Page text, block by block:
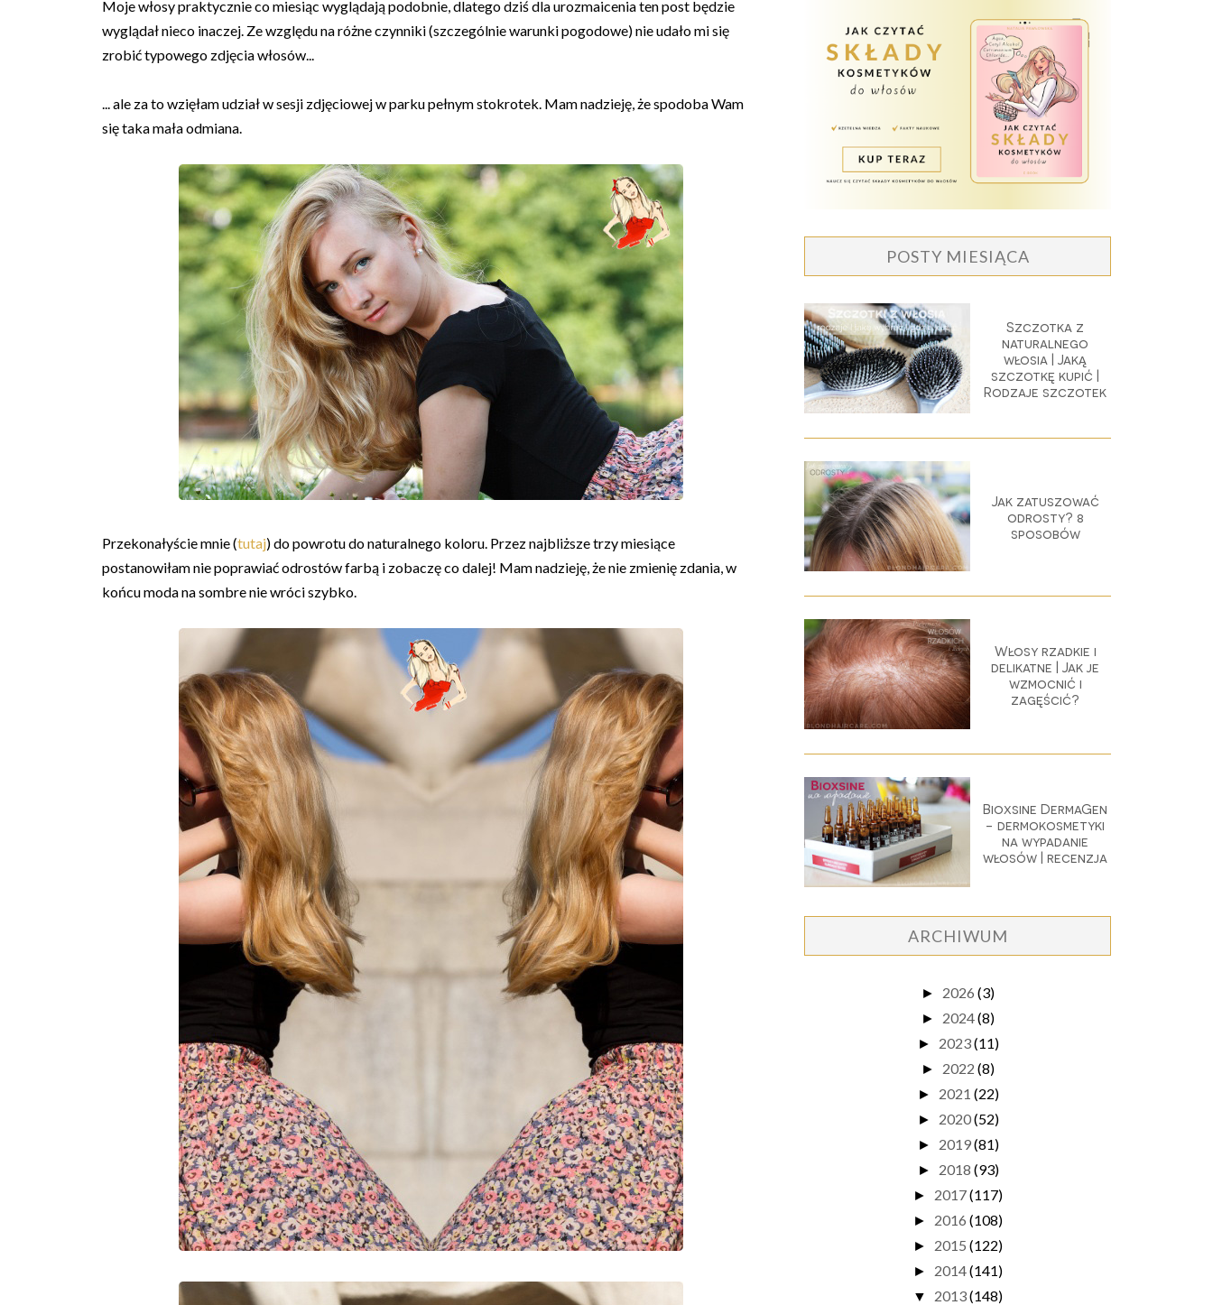
Moje włosy praktycznie co miesiąc wyglądają podobnie, dlatego dziś dla urozmaicenia ten post będzie
wyglądał nieco inaczej. Ze względu na różne czynniki (szczególnie warunki pogodowe) nie udało mi się
zrobić typowego zdjęcia włosów...
... ale za to wzięłam udział w sesji zdjęciowej w parku pełnym stokrotek. Mam nadzieję, że spodoba Wam
się taka mała odmiana.
Przekonałyście mnie (tutaj) do powrotu do naturalnego koloru. Przez najbliższe trzy miesiące
postanowiłam nie poprawiać odrostów farbą i zobaczę co dalej! Mam nadzieję, że nie zmienię zdania, w
końcu moda na sombre nie wróci szybko.
POSTY MIESIĄCA
Szczotka z
naturalnego
włosia | Jaką
szczotkę kupić |
Rodzaje szczotek
Jak zatuszować
odrosty? 8
sposobów
Włosy rzadkie i
delikatne | Jak je
wzmocnić i
zagęścić?
Bioxsine DermaGen
- dermokosmetyki
na wypadanie
włosów | recenzja
ARCHIWUM
► 2026 (3)
► 2024(8)
► 2023(11)
► 2022 (8)
► 2021 (22)
► 2020(52)
► 2019(81)
► 2018 (93)
► 2017(117)
► 2016 (108)
► 2015 (122)
► 2014(141)
▼ 2013(148)